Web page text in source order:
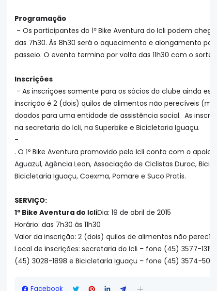
Programação
– Os participantes do 1º Bike Aventura do Icli podem
das 7h30. Às 8h30 será o aquecimento e alongamento
passeio. O evento termina por volta das 11h30 com o
Inscrições
- As inscrições somente para os sócios do clube ainda
inscrição é 2 (dois) quilos de alimentos não perecíveis
doados para uma entidade de assistência social. As
na secretaria do Icli, na Superbike e Bicicletaria Iguaçu.
-
. O 1º Bike Aventura promovido pelo Icli conta com o apoio
Aguazul, Agência Leon, Associação de Ciclistas Duroc,
Bicicletaria Iguaçu, Coexma, Pomare e Suco Pratis.
SERVIÇO:
1º Bike Aventura do IcliDia: 19 de abril de 2015
Horário: das 7h30 às 11h30
Valor da inscrição: 2 (dois) quilos de alimentos não
Local de inscrições: secretaria do Icli – fone (45) 3577-
(45) 3028-1898 e Bicicletaria Iguaçu – fone (45) 3574-
Facebook